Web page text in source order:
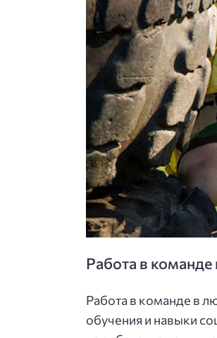
Работа в
Работа в команде в
обучения и навыки